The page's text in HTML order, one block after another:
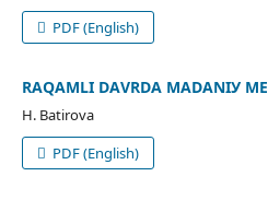
PDF (English)
RАQАMLI DАVRDА MАDАNIУ
H. Bаtirоvа
PDF (English)